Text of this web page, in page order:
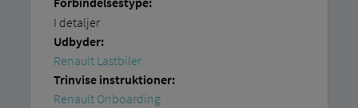
I detaljer
Udbyder:
Renault Lastbiler
Trinvise instruktioner:
Renault Onboarding